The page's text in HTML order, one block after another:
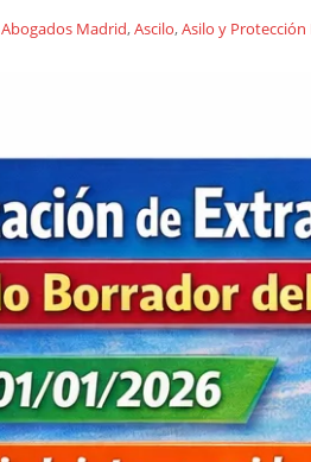
Abogados Madrid,Ascilo,Asilo y